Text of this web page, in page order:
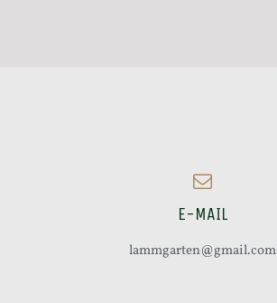
E-MAIL
lammgarten@gmail.com